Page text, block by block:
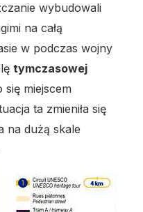
wybudowali
na całą
w podczas wojny
tymczasowej
miejscem
ta zmieniła się
na dużą skale